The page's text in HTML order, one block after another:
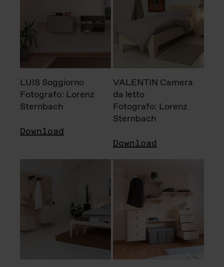
LUIS Soggiorno
Fotografo: Lorenz
Sternbach
Download
VALENTIN Camera
da letto
Fotografo: Lorenz
Sternbach
Download